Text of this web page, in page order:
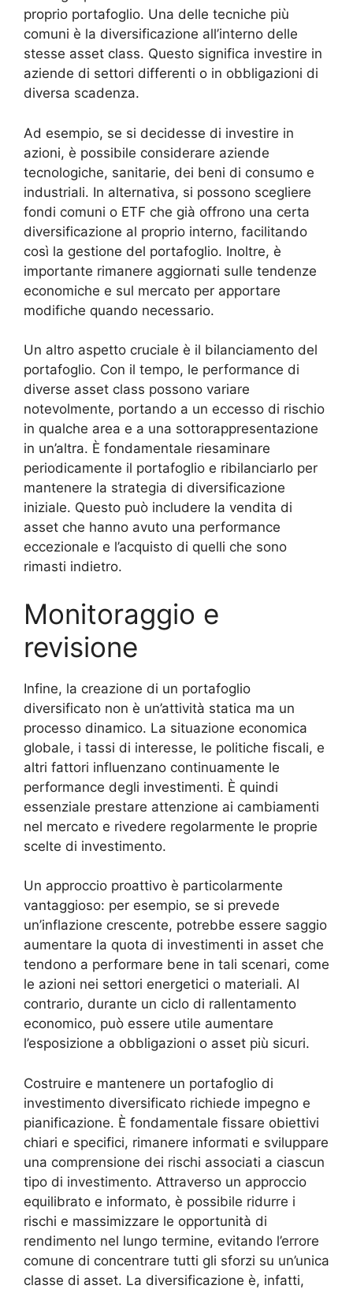
proprio portafoglio. Una delle tecniche più
comuni è la diversificazione all’interno delle
stesse asset class. Questo significa investire in
aziende di settori differenti o in obbligazioni di
diversa scadenza.
Ad esempio, se si decidesse di investire in
azioni, è possibile considerare aziende
tecnologiche, sanitarie, dei beni di consumo e
industriali. In alternativa, si possono scegliere
fondi comuni o ETF che già offrono una certa
diversificazione al proprio interno, facilitando
così la gestione del portafoglio. Inoltre, è
importante rimanere aggiornati sulle tendenze
economiche e sul mercato per apportare
modifiche quando necessario.
Un altro aspetto cruciale è il bilanciamento del
portafoglio. Con il tempo, le performance di
diverse asset class possono variare
notevolmente, portando a un eccesso di rischio
in qualche area e a una sottorappresentazione
in un’altra. È fondamentale riesaminare
periodicamente il portafoglio e ribilanciarlo per
mantenere la strategia di diversificazione
iniziale. Questo può includere la vendita di
asset che hanno avuto una performance
eccezionale e l’acquisto di quelli che sono
rimasti indietro.
Monitoraggio e
revisione
Infine, la creazione di un portafoglio
diversificato non è un’attività statica ma un
processo dinamico. La situazione economica
globale, i tassi di interesse, le politiche fiscali, e
altri fattori influenzano continuamente le
performance degli investimenti. È quindi
essenziale prestare attenzione ai cambiamenti
nel mercato e rivedere regolarmente le proprie
scelte di investimento.
Un approccio proattivo è particolarmente
vantaggioso: per esempio, se si prevede
un’inflazione crescente, potrebbe essere saggio
aumentare la quota di investimenti in asset che
tendono a performare bene in tali scenari, come
le azioni nei settori energetici o materiali. Al
contrario, durante un ciclo di rallentamento
economico, può essere utile aumentare
l’esposizione a obbligazioni o asset più sicuri.
Costruire e mantenere un portafoglio di
investimento diversificato richiede impegno e
pianificazione. È fondamentale fissare obiettivi
chiari e specifici, rimanere informati e sviluppare
una comprensione dei rischi associati a ciascun
tipo di investimento. Attraverso un approccio
equilibrato e informato, è possibile ridurre i
rischi e massimizzare le opportunità di
rendimento nel lungo termine, evitando l’errore
comune di concentrare tutti gli sforzi su un’unica
classe di asset. La diversificazione è, infatti,